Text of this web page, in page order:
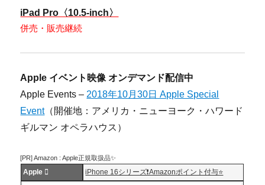
iPad Pro〈10.5-inch〉
併売・販売継続
Apple イベント映像 オンデマンド配信中
Apple Events – 2018年10月30日 Apple Special
Event（開催地：アメリカ・ニューヨーク・ハワード
ギルマン オペラハウス）
[PR] Amazon : Apple正規取扱品✨
Apple  iPhone 16シリーズ❗️Amazonポイント付与⭐️